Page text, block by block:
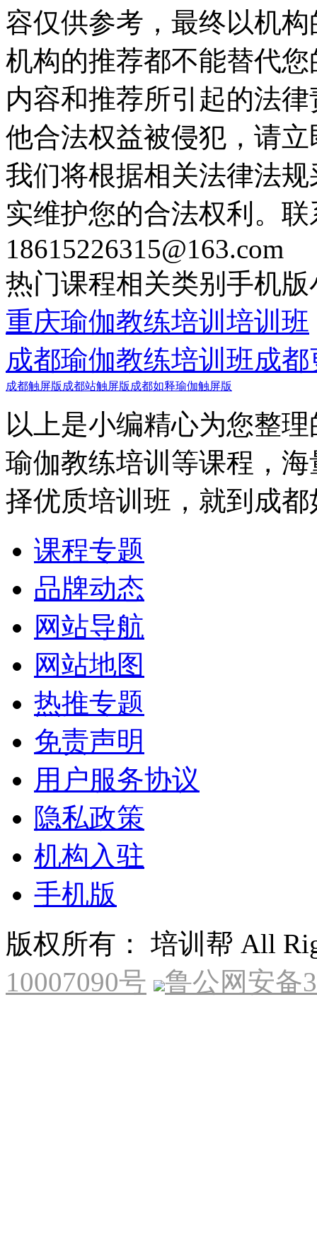
容仅供参考，最终以机
机构的推荐都不能替代
内容和推荐所引起的法
他合法权益被侵犯，请
我们将根据相关法律法
实维护您的合法权利。
18615226315@163.com
热门课程相关类别 手机版
重庆瑜伽教练培训培训班
成都瑜伽教练培训班成
成都触屏版 成都站触屏版 成都如释瑜伽触屏版
以上是小编精心为您整
瑜伽教练培训等课程，
择优质培训班，就到成
课程专题
品牌动态
网站导航
网站地图
热推专题
免责声明
用户服务协议
隐私政策
机构入驻
手机版
版权所有： 培训帮 All
10007090号
鲁公网安备